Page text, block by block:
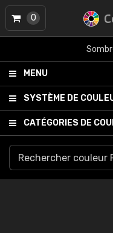
MENU
SYSTÈME DE
CATÉGORIES DE
0